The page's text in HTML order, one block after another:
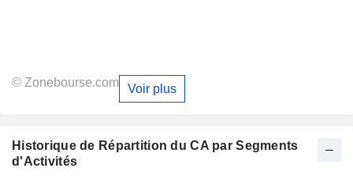
© Zonebourse.com Voir plus
Historique de Répartition du CA par Segments
d'Activités